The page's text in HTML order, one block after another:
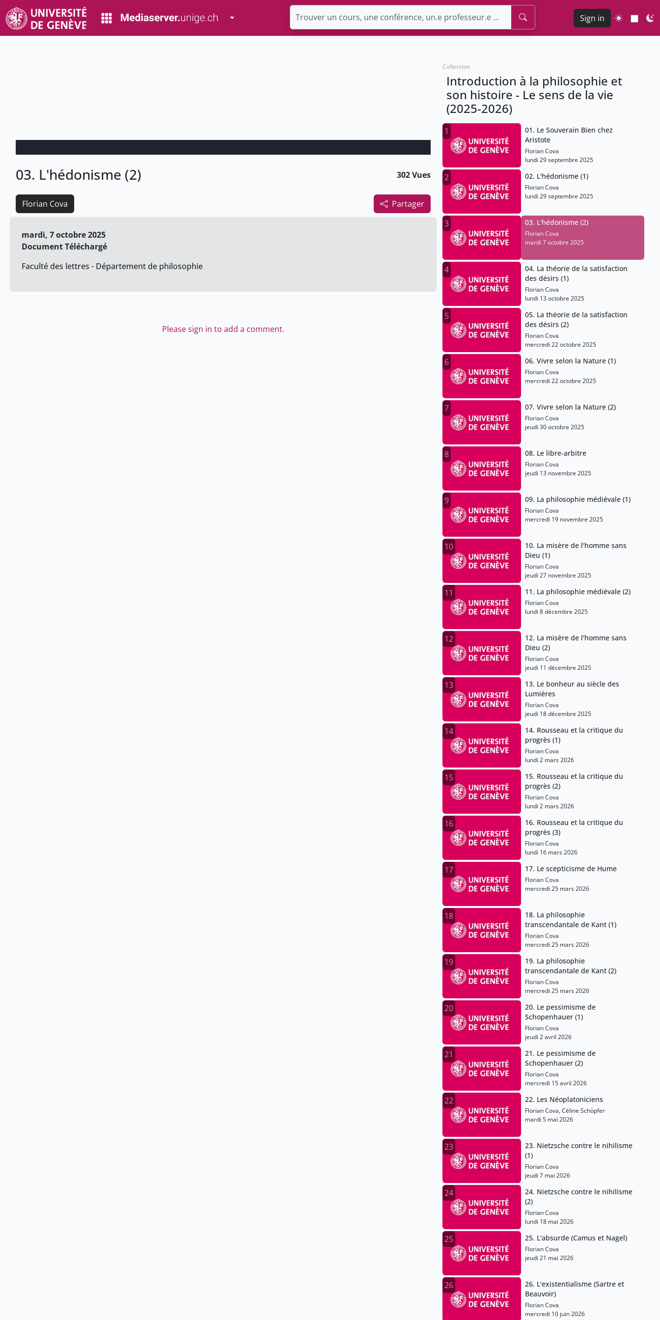
Toggle Dropdown Sign in
03. L'hédonisme (2) 302 Vues
Partager
Florian Cova
mardi, 7 octobre 2025
Document Téléchargé
Faculté des lettres - Département de philosophie
Please sign in to add a comment.
Collection
Introduction à la philosophie et
son histoire - Le sens de la vie
(2025-2026)
1
01. Le Souverain Bien chez
Aristote
Florian Cova
lundi 29 septembre 2025
2 02. L'hédonisme (1)
Florian Cova
lundi 29 septembre 2025
3 03. L'hédonisme (2)
Florian Cova
mardi 7 octobre 2025
4
04. La théorie de la satisfaction
des désirs (1)
Florian Cova
lundi 13 octobre 2025
5
05. La théorie de la satisfaction
des désirs (2)
Florian Cova
mercredi 22 octobre 2025
6 06. Vivre selon la Nature (1)
Florian Cova
mercredi 22 octobre 2025
7 07. Vivre selon la Nature (2)
Florian Cova
jeudi 30 octobre 2025
8 08. Le libre-arbitre
Florian Cova
jeudi 13 novembre 2025
9 09. La philosophie médiévale (1)
Florian Cova
mercredi 19 novembre 2025
10
10. La misère de l'homme sans
Dieu (1)
Florian Cova
jeudi 27 novembre 2025
11 11. La philosophie médiévale (2)
Florian Cova
lundi 8 décembre 2025
12
12. La misère de l'homme sans
Dieu (2)
Florian Cova
jeudi 11 décembre 2025
13
13. Le bonheur au siècle des
Lumières
Florian Cova
jeudi 18 décembre 2025
14
14. Rousseau et la critique du
progrès (1)
Florian Cova
lundi 2 mars 2026
15
15. Rousseau et la critique du
progrès (2)
Florian Cova
lundi 2 mars 2026
16
16. Rousseau et la critique du
progrès (3)
Florian Cova
lundi 16 mars 2026
17 17. Le scepticisme de Hume
Florian Cova
mercredi 25 mars 2026
18
18. La philosophie
transcendantale de Kant (1)
Florian Cova
mercredi 25 mars 2026
19
19. La philosophie
transcendantale de Kant (2)
Florian Cova
mercredi 25 mars 2026
20
20. Le pessimisme de
Schopenhauer (1)
Florian Cova
jeudi 2 avril 2026
21
21. Le pessimisme de
Schopenhauer (2)
Florian Cova
mercredi 15 avril 2026
22 22. Les Néoplatoniciens
Florian Cova, Céline Schöpfer
mardi 5 mai 2026
23
23. Nietzsche contre le nihilisme
(1)
Florian Cova
jeudi 7 mai 2026
24
24. Nietzsche contre le nihilisme
(2)
Florian Cova
lundi 18 mai 2026
25 25. L'absurde (Camus et Nagel)
Florian Cova
jeudi 21 mai 2026
26
26. L'existentialisme (Sartre et
Beauvoir)
Florian Cova
mercredi 10 juin 2026